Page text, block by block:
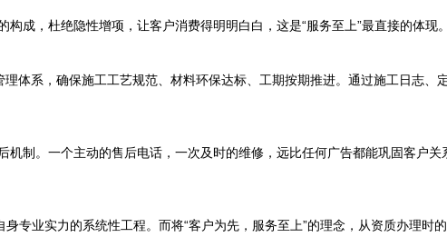
成，杜绝隐性增项，让客户消费得明明白白，这是“服务至上”最直接的体现。
体系，确保施工工艺规范、材料环保达标、工期按期推进。通过施工日志、
机制。一个主动的售后电话，一次及时的维修，远比任何广告都能巩固客户关
专业实力的系统性工程。而将“客户为先，服务至上”的理念，从资质办理